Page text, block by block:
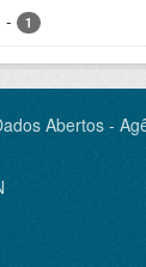
- 1
Abertos -